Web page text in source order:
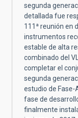
segunda
detallada fue
111ª reunión en
instrumentos
estable de alta
combinado del
completar el
segunda
estudio de
fase de
finalmente